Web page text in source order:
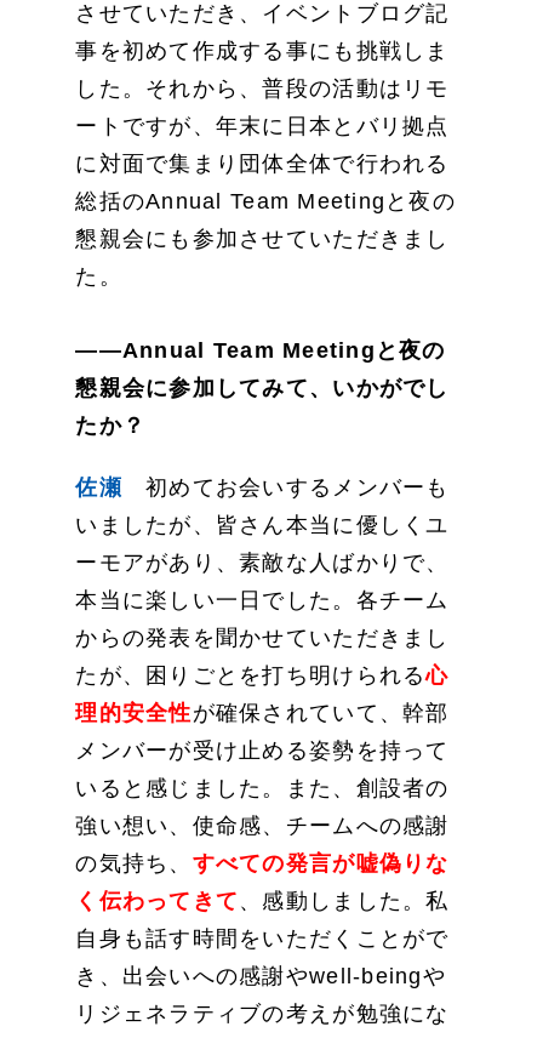
させていただき、イベントブログ記
事を初めて作成する事にも挑戦しま
した。それから、普段の活動はリモ
ートですが、年末に日本とバリ拠点
に対面で集まり団体全体で行われる
総括のAnnual Team Meetingと夜の
懇親会にも参加させていただきまし
た。
——Annual Team Meetingと夜の
懇親会に参加してみて、いかがでし
たか？
佐瀬 初めてお会いするメンバーも
いましたが、皆さん本当に優しくユ
ーモアがあり、素敵な人ばかりで、
本当に楽しい一日でした。各チーム
からの発表を聞かせていただきまし
たが、困りごとを打ち明けられる心
理的安全性が確保されていて、幹部
メンバーが受け止める姿勢を持って
いると感じました。また、創設者の
強い想い、使命感、チームへの感謝
の気持ち、 すべての発言が嘘偽りな
く伝わってきて 、感動しました。私
自身も話す時間をいただくことがで
き、出会いへの感謝やwell-beingや
リジェネラティブの考えが勉強にな